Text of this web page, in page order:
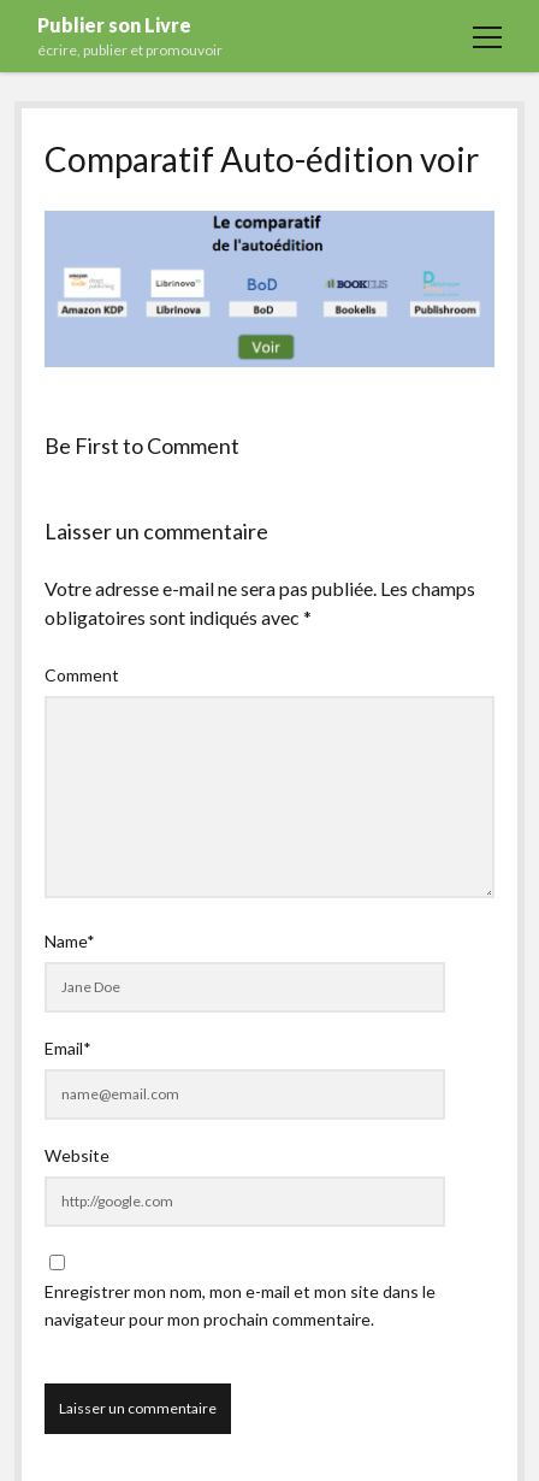
Publier son Livre
écrire, publier et promouvoir
open
Accueil
Formations
Auto-édition
Ecriture
A propos
form
Comparatif Auto-édition voir
Be First to Comment
Laisser un commentaire
Votre adresse e-mail ne sera pas publiée. Les champs
obligatoires sont indiqués avec *
Comment
Name*
Email*
Website
Enregistrer mon nom, mon e-mail et mon site dans le
navigateur pour mon prochain commentaire.